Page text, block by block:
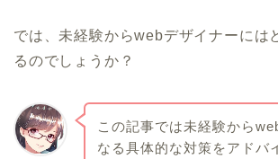
では、未経験からwebデザイナーには
るのでしょうか？
この記事では未経験から
なる具体的な対策をアドバ